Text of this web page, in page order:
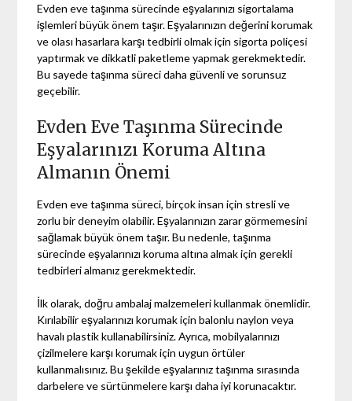
Evden eve taşınma sürecinde eşyalarınızı sigortalama
işlemleri büyük önem taşır. Eşyalarınızın değerini korumak
ve olası hasarlara karşı tedbirli olmak için sigorta poliçesi
yaptırmak ve dikkatli paketleme yapmak gerekmektedir.
Bu sayede taşınma süreci daha güvenli ve sorunsuz
geçebilir.
Evden Eve Taşınma Sürecinde
Eşyalarınızı Koruma Altına
Almanın Önemi
Evden eve taşınma süreci, birçok insan için stresli ve
zorlu bir deneyim olabilir. Eşyalarınızın zarar görmemesini
sağlamak büyük önem taşır. Bu nedenle, taşınma
sürecinde eşyalarınızı koruma altına almak için gerekli
tedbirleri almanız gerekmektedir.
İlk olarak, doğru ambalaj malzemeleri kullanmak önemlidir.
Kırılabilir eşyalarınızı korumak için balonlu naylon veya
havalı plastik kullanabilirsiniz. Ayrıca, mobilyalarınızı
çizilmelere karşı korumak için uygun örtüler
kullanmalısınız. Bu şekilde eşyalarınız taşınma sırasında
darbelere ve sürtünmelere karşı daha iyi korunacaktır.